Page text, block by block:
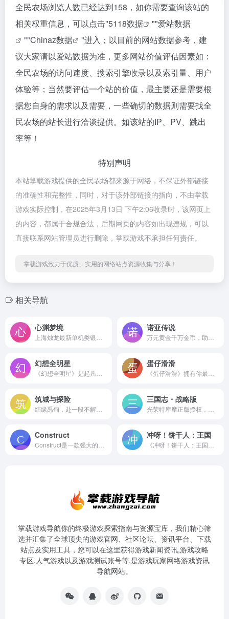
全民农场浏览人数已经达到158，如你需要查询该站的
相关权重信息，可以点击"5118数据 ""爱站数据
""Chinaz数据
"进入；以目前的网站数据参考，建
议大家请以爱站数据为准，更多网站价值评估因素如：
全民农场的访问速度、搜索引擎收录以及索引量、用户
体验等；当然要评估一个站的价值，最主要还是需要根
据您自身的需求以及需要，一些确切的数据则需要找全
民农场的站长进行洽谈提供。如该站的IP、PV、跳出
率等！
特别声明
本站掌载游戏提供的全民农场都来源于网络，不保证外部链接
的准确性和完整性，同时，对于该外部链接的指向，不由掌载
游戏实际控制，在2025年3月13日 下午2:06收录时，该网页上
的内容，都属于合规合法，后期网页的内容如出现违规，可以
直接联系网站管理员进行删除，掌载游戏不承担任何责任。
掌载游戏致力于优质、实用的网络站点资源收集与分享！
相关导航
心渊梦境 诺亚传说
幻想全明星 蛋仔滑滑
筑城与探险 三国志・战略版
Construct 冲呀！饼干人：王国
掌载游戏导航你的终极游戏探索指南与资源宝库，我们精心筛
选并汇集了全球顶尖的游戏官网、社区论坛、资讯平台、下载
站点及实用工具，您可以在这里获得游戏新闻资讯,游戏攻略
专区,人气游戏以及游戏测试账号等,是游戏玩家网络游戏资讯
导航网站。